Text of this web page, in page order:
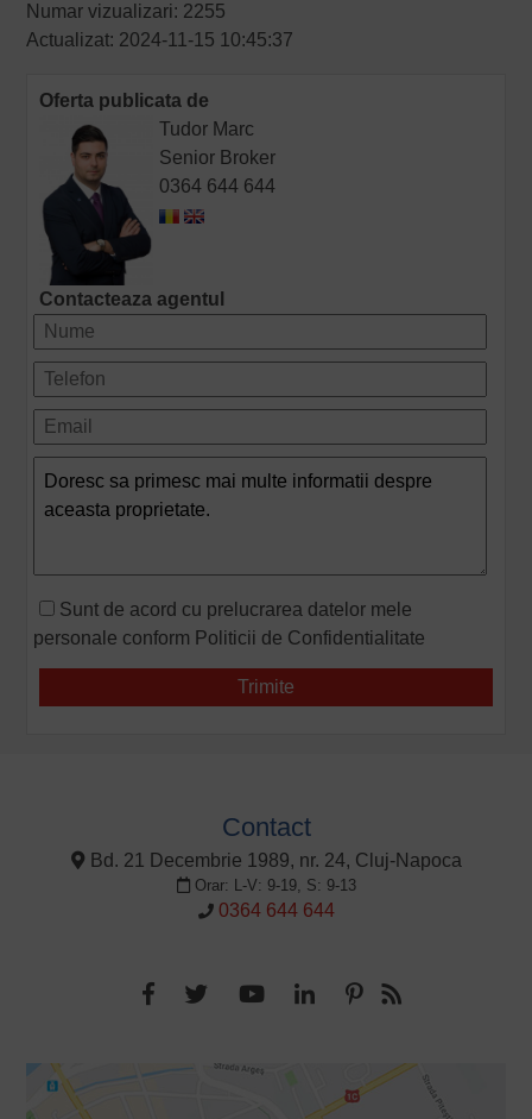
Numar vizualizari: 2255
Actualizat: 2024-11-15 10:45:37
Oferta publicata de
Tudor Marc
Senior Broker
0364 644 644
Contacteaza agentul
Sunt de acord cu prelucrarea datelor mele
personale conform Politicii de Confidentialitate
Contact
Bd. 21 Decembrie 1989, nr. 24, Cluj-Napoca
Orar: L-V: 9-19, S: 9-13
0364 644 644